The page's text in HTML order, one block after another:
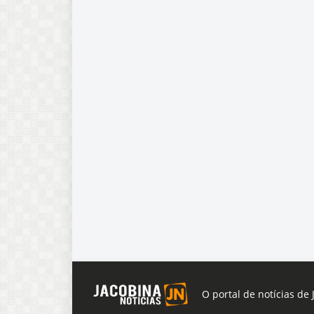
O portal de notícias de